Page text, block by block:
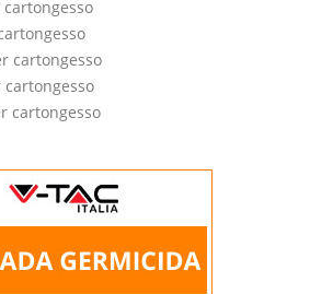
cartongesso
cartongesso
cartongesso
cartongesso